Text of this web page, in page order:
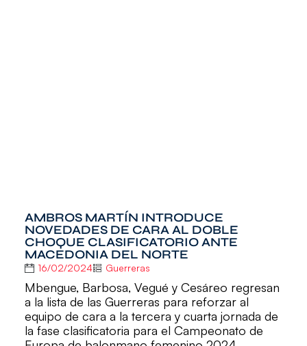
AMBROS MARTÍN INTRODUCE
NOVEDADES DE CARA AL DOBLE
CHOQUE CLASIFICATORIO ANTE
MACEDONIA DEL NORTE
16/02/2024 Guerreras
Mbengue, Barbosa, Vegué y Cesáreo regresan
a la lista de las Guerreras para reforzar al
equipo de cara a la tercera y cuarta jornada de
la fase clasificatoria para el Campeonato de